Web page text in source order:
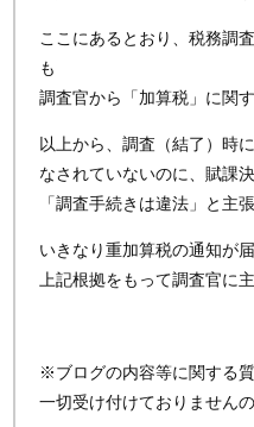
ここにあるとおり、税務調
も
調査官から「加算税」に関
以上から、調査（結了）時
なされていないのに、賦課
「調査手続きは違法」と主
いきなり重加算税の通知が
上記根拠をもって調査官に
※ブログの内容等に関する
一切受け付けておりません